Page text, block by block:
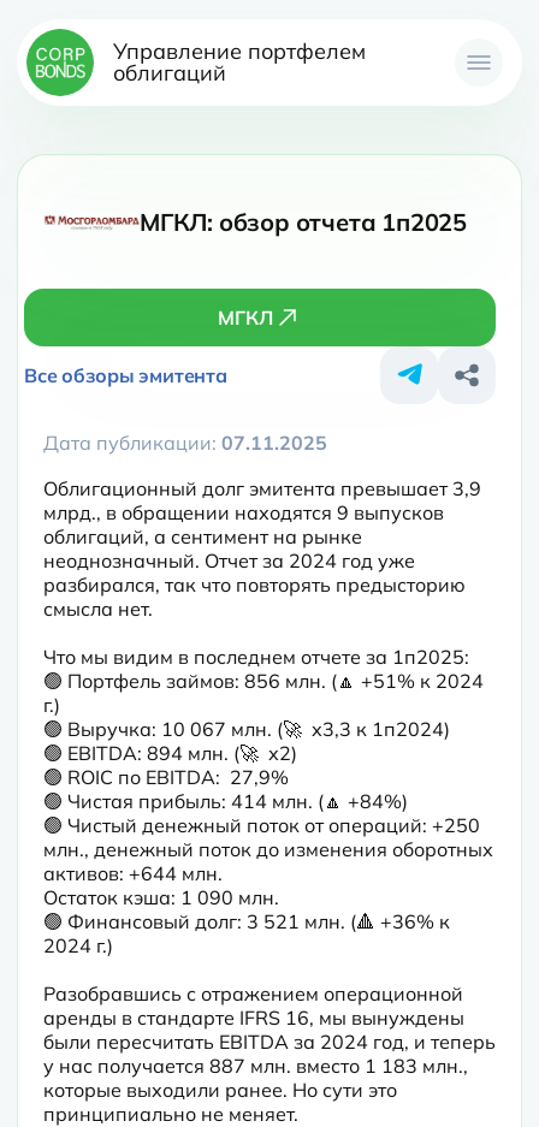
Управление портфелем
облигаций
МГКЛ: обзор отчета 1п2025
МГКЛ
Все обзоры эмитента
Дата публикации: 07.11.2025
Облигационный долг эмитента превышает 3,9
млрд., в обращении находятся 9 выпусков
облигаций, а сентимент на рынке
неоднозначный. Отчет за 2024 год уже
разбирался, так что повторять предысторию
смысла нет.
Что мы видим в последнем отчете за 1п2025:
🟢 Портфель займов: 856 млн. (🔼 +51% к 2024
г.)
🟢 Выручка: 10 067 млн. (🚀  х3,3 к 1п2024)
🟢 EBITDA: 894 млн. (🚀  х2)
🟢 ROIC по EBITDA:  27,9%
🟢 Чистая прибыль: 414 млн. (🔼 +84%)
🟢 Чистый денежный поток от операций: +250
млн., денежный поток до изменения оборотных
активов: +644 млн.
Остаток кэша: 1 090 млн.
🟢 Финансовый долг: 3 521 млн. (🔺 +36% к
2024 г.)
Разобравшись с отражением операционной
аренды в стандарте IFRS 16, мы вынуждены
были пересчитать EBITDA за 2024 год, и теперь
у нас получается 887 млн. вместо 1 183 млн.,
которые выходили ранее. Но сути это
принципиально не меняет.